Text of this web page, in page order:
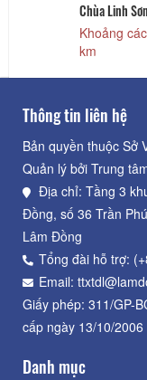
Chùa Linh Sơn
Khoảng
km
Thông tin liên hệ
Bản quyền thuộc Sở
Quản lý bởi Trung
Địa chỉ: Tầng 3
Đồng, số 36 Trần
Lâm Đồng
Tổng đài hỗ trợ:
Email:
Giấy phép: 311/GP-
cấp ngày 13/10/2006
Danh mục